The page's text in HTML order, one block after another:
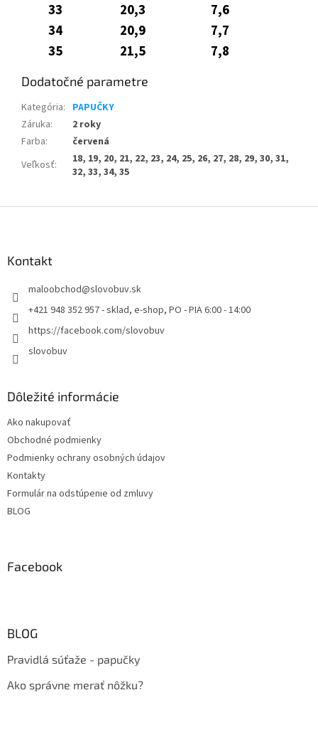
33
20,3
7,6
34
20,9
7,7
35
21,5 7,8
Dodatočné parametre
Kategória: PAPUČKY
Záruka:
2 roky
Farba:
červená
Veľkosť:
18, 19, 20, 21, 22, 23, 24, 25, 26, 27, 28, 29, 30, 31,
32, 33, 34, 35
Kontakt
maloobchod@slovobuv.sk
+421 948 352 957 - sklad, e-shop, PO - PIA 6:00 - 14:00
https://facebook.com/slovobuv
slovobuv
Dôležité informácie
Ako nakupovať
Obchodné podmienky
Podmienky ochrany osobných údajov
Kontakty
Formulár na odstúpenie od zmluvy
BLOG
Facebook
BLOG
Pravidlá súťaže - papučky
Ako správne merať nôžku?